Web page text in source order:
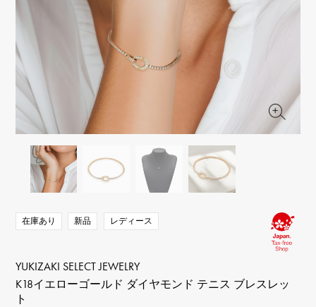
AUDEMARS PIGUET
オーデマ・ピゲ
JAEGER LE COULTRE
ジャガー・ルクルト
CHANEL
シャネル
Cartier
カルティエ
HARRY WINSTON
ハリー・ウィンストン
BVLGARI
ブルガリ
ZENITH
ゼニス
TAG HEUER
タグホイヤー
DUNAMIS
デュナミス
TABLE CLOCK
置き時計
VINTAGE WATCH
ANGLER
アングラー
ETERNITY
エタニティ
HIMAWARI
ヒマワリ
YUKIZAKI BACHIKAN
ゆきざき バチカン
USED NOMBRE
ノンブル認定中古
USED ALPHA
アルファ認定中古
オリジナルジュエリー一覧へ
在庫あり 新品 レディース
YUKIZAKI SELECT JEWELRY
K18イエローゴールド ダイヤモンド テニス ブレスレッ
ト